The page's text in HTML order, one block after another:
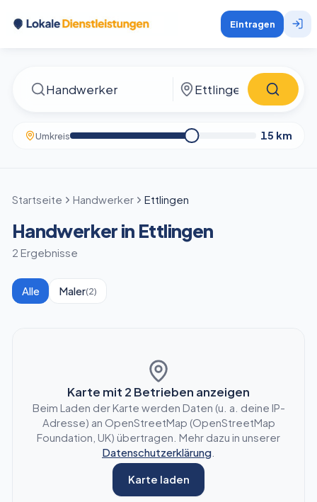
Eintragen
Umkreis 15 km
Startseite Handwerker Ettlingen
Handwerker in Ettlingen
2 Ergebnisse
Alle Maler(2)
Karte mit 2 Betrieben anzeigen
Beim Laden der Karte werden Daten (u. a. deine IP-
Adresse) an OpenStreetMap (OpenStreetMap
Foundation, UK) übertragen. Mehr dazu in unserer
Datenschutzerklärung
Karte laden